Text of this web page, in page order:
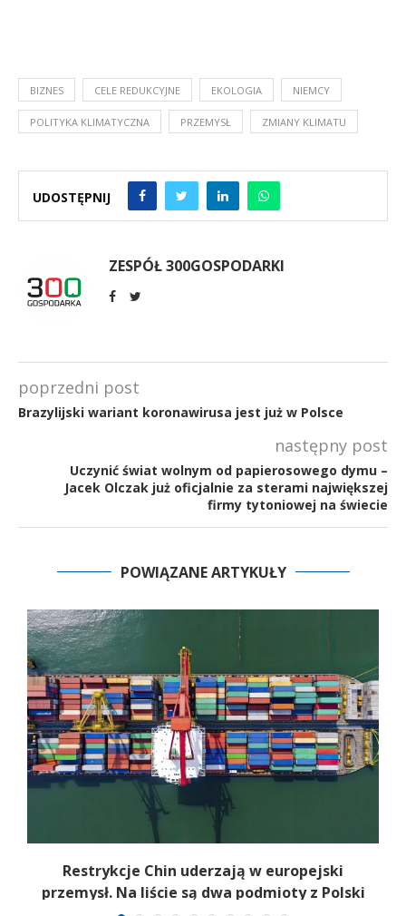
BIZNES CELE REDUKCYJNE EKOLOGIA NIEMCY
POLITYKA KLIMATYCZNA PRZEMYSŁ ZMIANY KLIMATU
UDOSTĘPNIJ
ZESPÓŁ 300GOSPODARKI
poprzedni post
Brazylijski wariant koronawirusa jest już w Polsce
następny post
Uczynić świat wolnym od papierosowego dymu –
Jacek Olczak już oficjalnie za sterami największej
firmy tytoniowej na świecie
POWIĄZANE ARTYKUŁY
Restrykcje Chin uderzają w europejski
przemysł. Na liście są dwa podmioty z Polski